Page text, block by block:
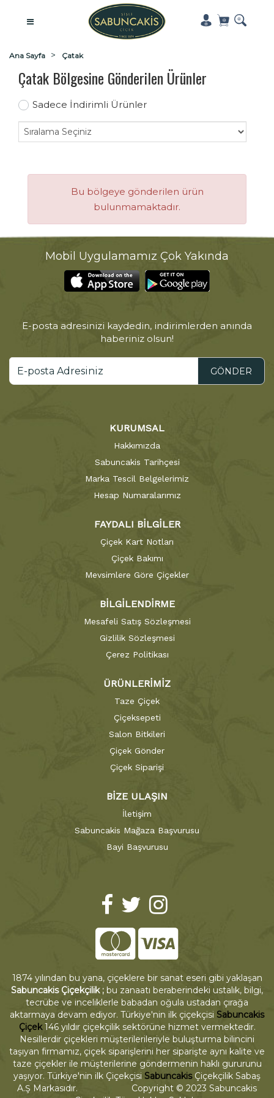
Ana Sayfa Çatak
Çatak Bölgesine Gönderilen Ürünler
Sadece İndirimli Ürünler
Bu bölgeye gönderilen ürün
bulunmamaktadır.
Mobil Uygulamamız Çok Yakında
E-posta adresinizi kaydedin, indirimlerden anında
haberiniz olsun!
GÖNDER
KURUMSAL
Hakkımızda
Sabuncakis Tarihçesi
Marka Tescil Belgelerimiz
Hesap Numaralarımız
FAYDALI BİLGİLER
Çiçek Kart Notları
Çiçek Bakımı
Mevsimlere Göre Çiçekler
BİLGİLENDİRME
Mesafeli Satış Sözleşmesi
Gizlilik Sözleşmesi
Çerez Politikası
ÜRÜNLERİMİZ
Taze Çiçek
Çiçeksepeti
Salon Bitkileri
Çiçek Gönder
Çiçek Siparişi
BİZE ULAŞIN
İletişim
Sabuncakis Mağaza Başvurusu
Bayi Başvurusu
1874 yılından bu yana, çiçeklere bir sanat eseri gibi yaklaşan
Sabuncakis Çiçekçilik ; bu zanaatı beraberindeki ustalık, bilgi,
tecrübe ve inceliklerle babadan oğula ustadan çırağa
aktarmaya devam ediyor. Türkiye'nin ilk çiçekçisi Sabuncakis
Çiçek146 yıldır çiçekçilik sektörüne hizmet vermektedir.
Nesillerdir çiçekleri müşterilerileriyle buluşturma bilincini
taşıyan firmamız, çiçek siparişlerini her siparişte aynı kalite ve
taze çiçekler ile müşterilerine göndermenin haklı gururunu
yaşıyor. Türkiye'nin ilk Çiçekçisi SabuncakisÇiçekçilik Sabaş
A.Ş Markasıdır. Copyright © 2023 Sabuncakis